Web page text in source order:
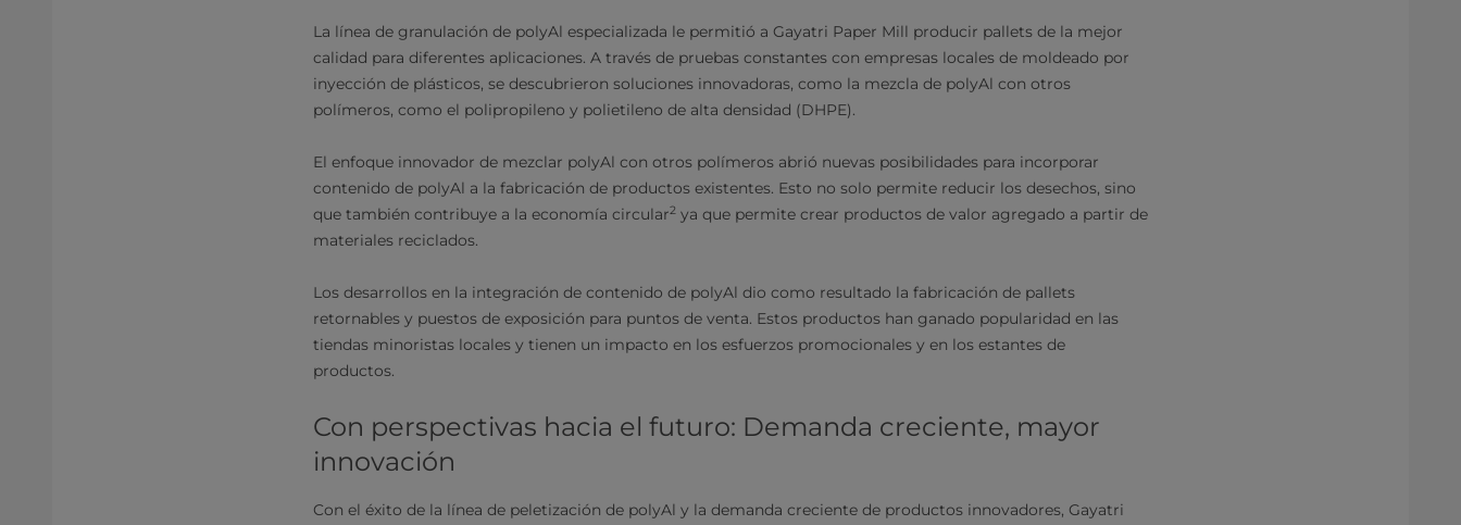
La línea de granulación de polyAl especializada le permitió a Gayatri Paper Mill producir pallets de la mejor
calidad para diferentes aplicaciones. A través de pruebas constantes con empresas locales de moldeado por
inyección de plásticos, se descubrieron soluciones innovadoras, como la mezcla de polyAl con otros
polímeros, como el polipropileno y polietileno de alta densidad (DHPE).
El enfoque innovador de mezclar polyAl con otros polímeros abrió nuevas posibilidades para incorporar
contenido de polyAl a la fabricación de productos existentes. Esto no solo permite reducir los desechos, sino
que también contribuye a la economía circular2 ya que permite crear productos de valor agregado a partir de
materiales reciclados.
Los desarrollos en la integración de contenido de polyAl dio como resultado la fabricación de pallets
retornables y puestos de exposición para puntos de venta. Estos productos han ganado popularidad en las
tiendas minoristas locales y tienen un impacto en los esfuerzos promocionales y en los estantes de
productos.
Con perspectivas hacia el futuro: Demanda creciente, mayor
innovación
Con el éxito de la línea de peletización de polyAl y la demanda creciente de productos innovadores, Gayatri